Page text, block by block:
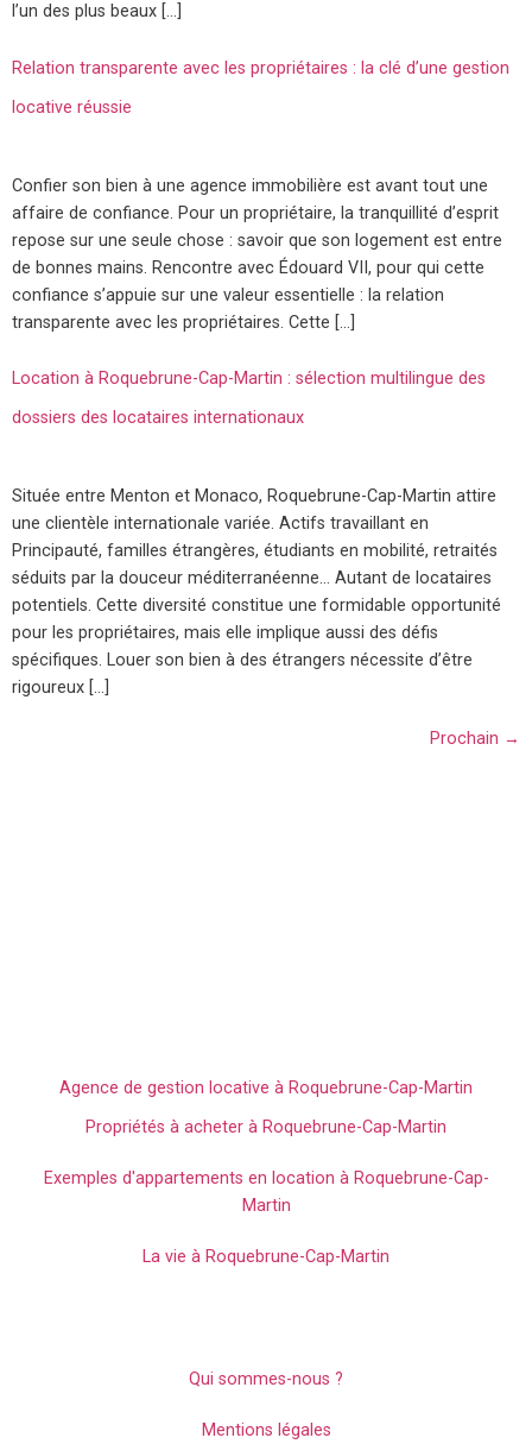
l’un des plus beaux […]
Relation transparente avec les propriétaires : la clé d’une gestion
locative réussie
Confier son bien à une agence immobilière est avant tout une
affaire de confiance. Pour un propriétaire, la tranquillité d’esprit
repose sur une seule chose : savoir que son logement est entre
de bonnes mains. Rencontre avec Édouard VII, pour qui cette
confiance s’appuie sur une valeur essentielle : la relation
transparente avec les propriétaires. Cette […]
Location à Roquebrune-Cap-Martin : sélection multilingue des
dossiers des locataires internationaux
Située entre Menton et Monaco, Roquebrune-Cap-Martin attire
une clientèle internationale variée. Actifs travaillant en
Principauté, familles étrangères, étudiants en mobilité, retraités
séduits par la douceur méditerranéenne… Autant de locataires
potentiels. Cette diversité constitue une formidable opportunité
pour les propriétaires, mais elle implique aussi des défis
spécifiques. Louer son bien à des étrangers nécessite d’être
rigoureux […]
Prochain →
Agence de gestion locative à Roquebrune-Cap-Martin
Propriétés à acheter à Roquebrune-Cap-Martin
Exemples d'appartements en location à Roquebrune-Cap-
Martin
La vie à Roquebrune-Cap-Martin
Qui sommes-nous ?
Mentions légales